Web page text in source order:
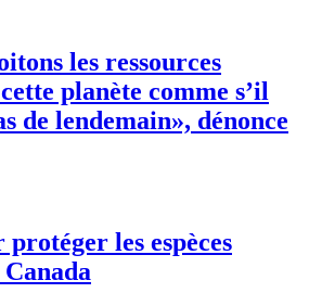
les ressources
planète comme s’il
de lendemain», dénonce
les espèces